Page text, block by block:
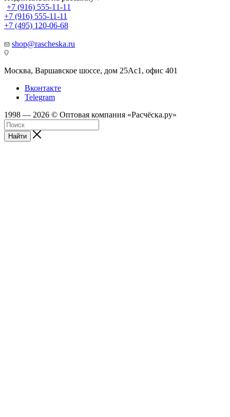
+7 (916) 555-11-11
+7 (916) 555-11-11
+7 (495) 120-06-68
shop@rascheska.ru
Москва, Варшавское шоссе, дом 25Аc1, офис 401
Вконтакте
Telegram
1998 — 2026 © Оптовая компания «Расчёска.ру»
Найти